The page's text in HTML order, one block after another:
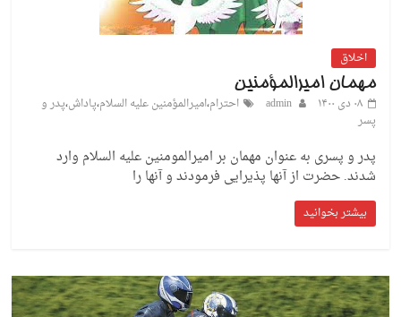
اخلاق
مهمان امیرالمؤمنین
۰۸ دی ۱۴۰۰
admin احترام،امیرالمؤمنین علیه السلام،پاداش،پدر و
پسر
پدر و پسری به عنوان مهمان بر امیرالمومنین علیه السلام وارد
شدند. حضرت از آنها پذیرایی فرمودند و آنها را
بیشتر بخوانید